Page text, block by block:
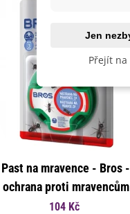
Past na mravence - Bros -
ochrana proti mravencům
- 1 ks
104 Kč
Jen
Přejít